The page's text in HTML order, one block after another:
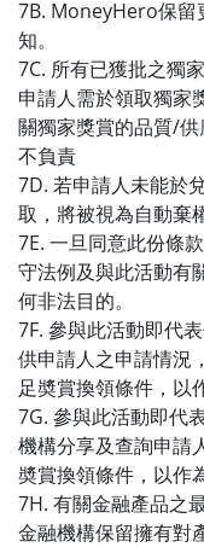
7B. MoneyHero保留
知。
7C. 所有已獲批之獨
申請人需於領取獨家
關獨家獎賞的品質/
不負責
7D. 若申請人未能於
取，將被視為自動棄權
7E. 一旦同意此份條
守法例及與此活動有
何非法目的。
7F. 參與此活動即代
供申請人之申請情況
足奬賞換領條件，以
7G. 參與此活動即代
機構分享及查詢申請
奬賞換領條件，以作
7H. 有關金融產品之
金融機構保留擁有對